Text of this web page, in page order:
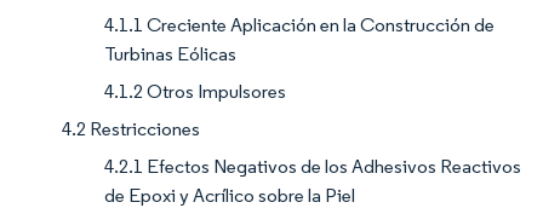
4.1.1 Creciente Aplicación en la Construcción de
Turbinas Eólicas
4.1.2 Otros Impulsores
4.2 Restricciones
4.2.1 Efectos Negativos de los Adhesivos Reactivos
de Epoxi y Acrílico sobre la Piel